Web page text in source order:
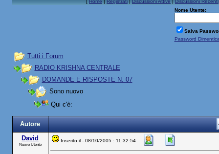
[Home|Registrati|Discussioni Attive|Discussioni Recenti
Nome Utente:
Salva
Password
Tutti i Forum
RADIO KRISHNA CENTRALE
DOMANDE E RISPOSTE N. 07
Sono nuovo
Qui c'è:
Autore
David
Nuovo Utente
Inserito il - 08/10/2005 : 11:32:54